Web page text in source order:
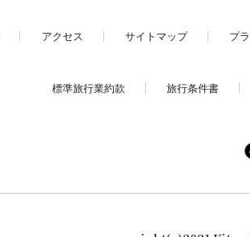
アクセス サイトマップ プ
標準旅行業約款 旅行条件書